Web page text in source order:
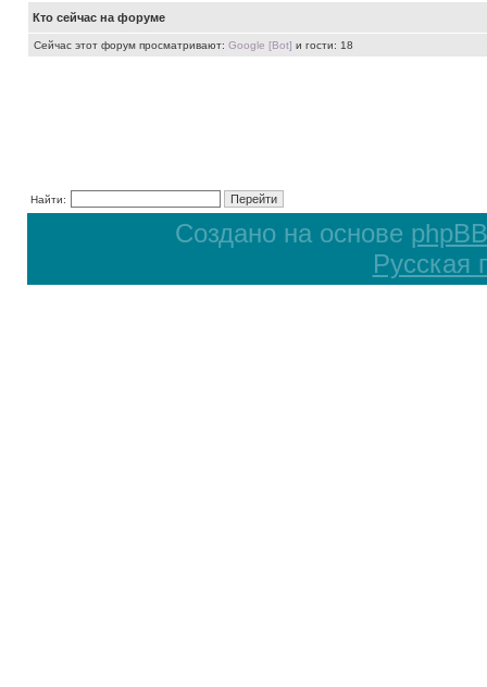
Кто сейчас на форуме
Сейчас этот форум просматривают: Google [Bot] и гости: 18
Найти:
Создано на основе phpBB
Русская